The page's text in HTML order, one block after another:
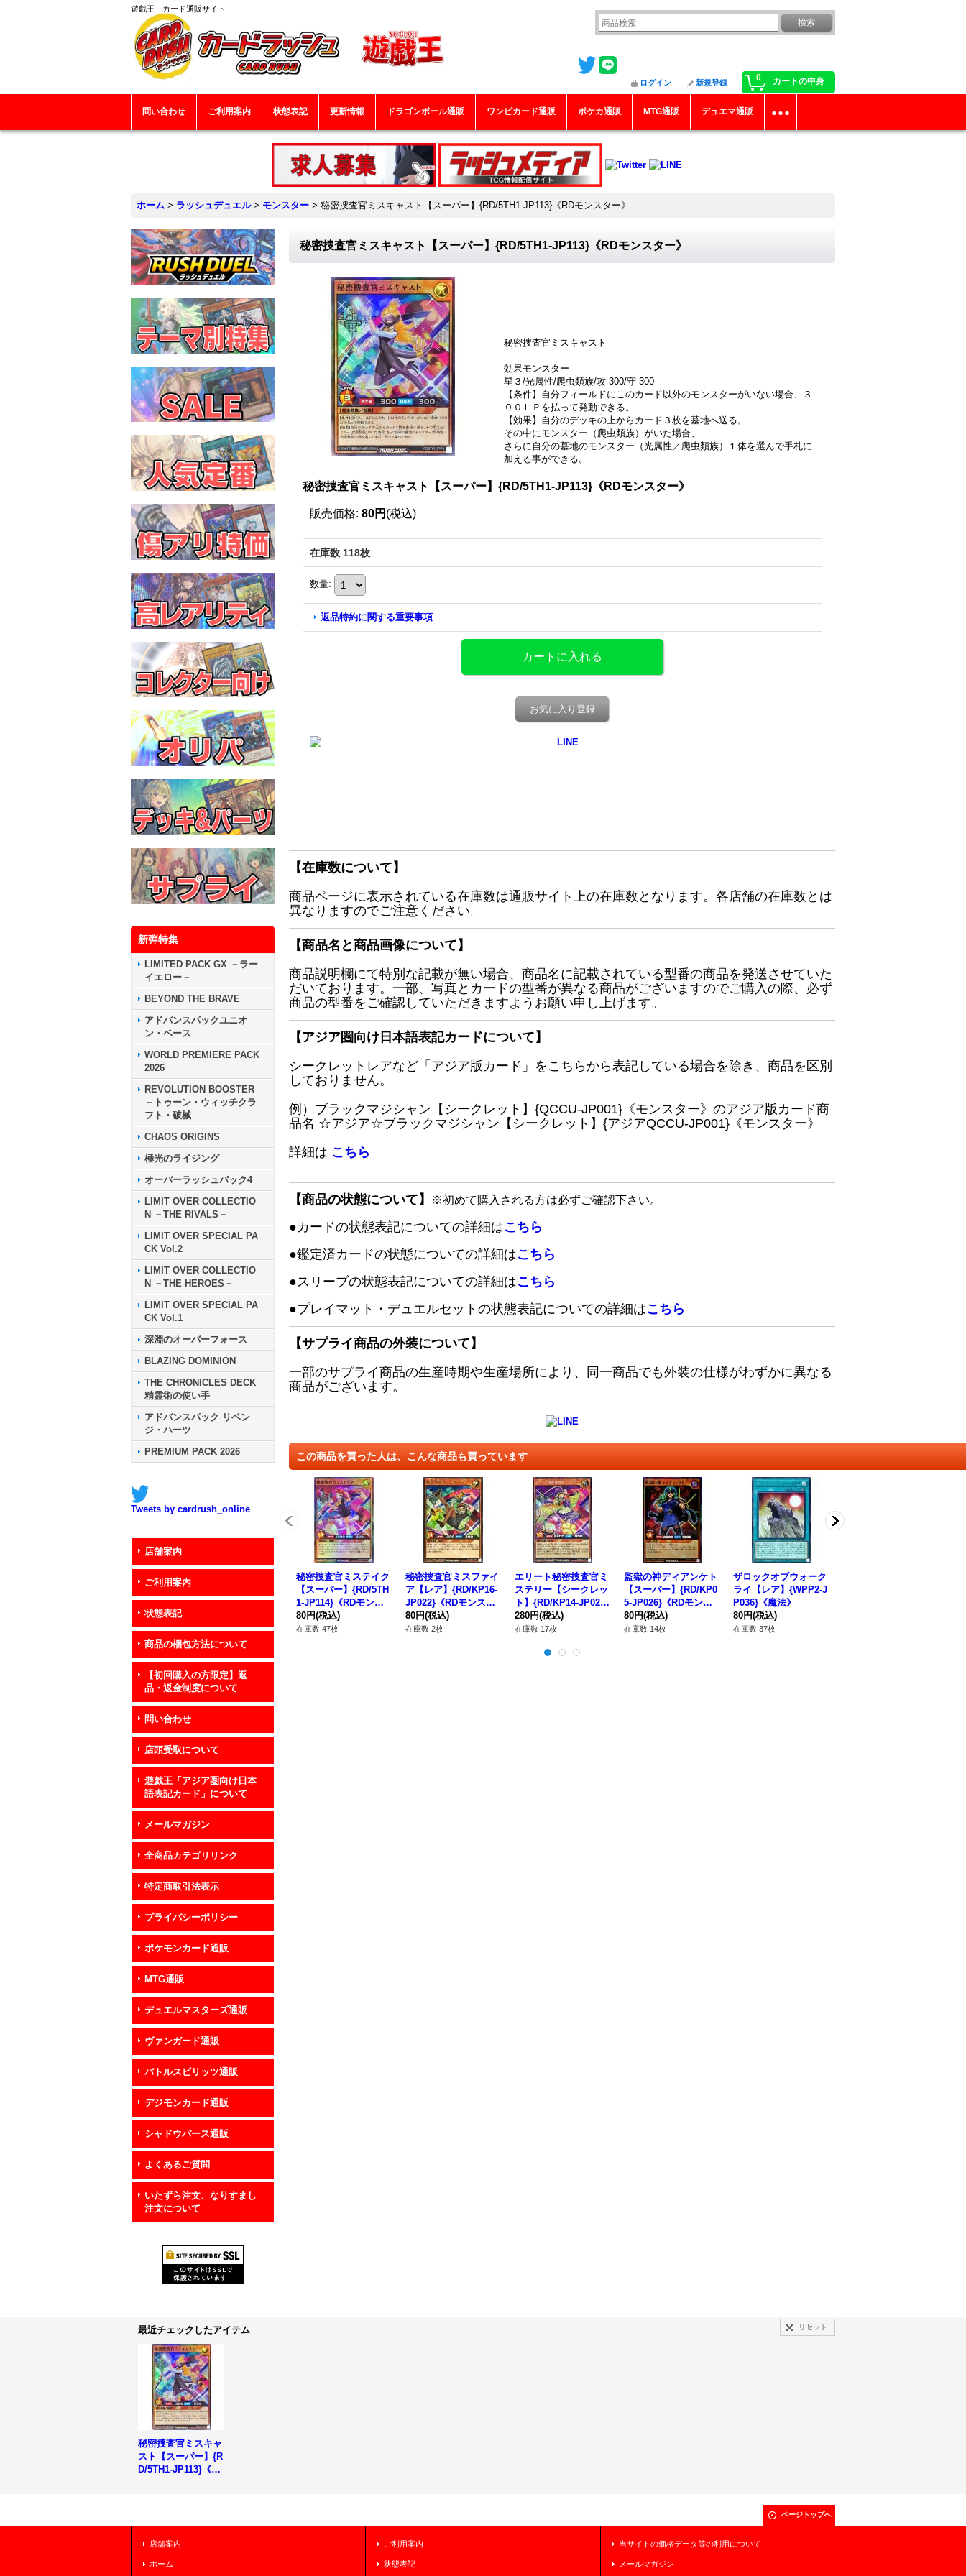
遊戯王 カード通販サイト
0 カートの中身
ログイン 新規登録
問い合わせ ご利用案内 状態表記 更新情報 ドラゴンボール通販 ワンピカード通販 ポケカ通販 MTG通販 デュエマ通販
ホーム > ラッシュデュエル > モンスター > 秘密捜査官ミスキャスト【スーパー】{RD/5TH1-JP113}《RDモンスター》
新弾特集
LIMITED PACK GX －ラー
イエロー－
BEYOND THE BRAVE
アドバンスパックユニオ
ン・ベース
WORLD PREMIERE PACK
2026
REVOLUTION BOOSTER
－トゥーン・ウィッチクラ
フト・破械
CHAOS ORIGINS
極光のライジング
オーバーラッシュパック4
LIMIT OVER COLLECTIO
N －THE RIVALS－
LIMIT OVER SPECIAL PA
CK Vol.2
LIMIT OVER COLLECTIO
N －THE HEROES－
LIMIT OVER SPECIAL PA
CK Vol.1
深淵のオーバーフォース
BLAZING DOMINION
THE CHRONICLES DECK
精霊術の使い手
アドバンスパック リベン
ジ・ハーツ
PREMIUM PACK 2026
Tweets by cardrush_online
店舗案内
ご利用案内
状態表記
商品の梱包方法について
【初回購入の方限定】返
品・返金制度について
問い合わせ
店頭受取について
遊戯王「アジア圏向け日本
語表記カード」について
メールマガジン
全商品カテゴリリンク
特定商取引法表示
プライバシーポリシー
ポケモンカード通販
MTG通販
デュエルマスターズ通販
ヴァンガード通販
バトルスピリッツ通販
デジモンカード通販
シャドウバース通販
よくあるご質問
いたずら注文、なりすまし
注文について
秘密捜査官ミスキャスト【スーパー】{RD/5TH1-JP113}《RDモンスター》
秘密捜査官ミスキャスト
効果モンスター
星３/光属性/爬虫類族/攻 300/守 300
【条件】自分フィールドにこのカード以外のモンスターがいない場合、３
００ＬＰを払って発動できる。
【効果】自分のデッキの上からカード３枚を墓地へ送る。
その中にモンスター（爬虫類族）がいた場合、
さらに自分の墓地のモンスター（光属性／爬虫類族）１体を選んで手札に
加える事ができる。
秘密捜査官ミスキャスト【スーパー】{RD/5TH1-JP113}《RDモンスター》
販売価格: 80円 (税込)
在庫数 118枚
数量:
返品特約に関する重要事項
お気に入り登録
【在庫数について】
商品ページに表示されている在庫数は通販サイト上の在庫数となります。各店舗の在庫数とは
異なりますのでご注意ください。
【商品名と商品画像について】
商品説明欄にて特別な記載が無い場合、商品名に記載されている型番の商品を発送させていた
だいております。一部、写真とカードの型番が異なる商品がございますのでご購入の際、必ず
商品の型番をご確認していただきますようお願い申し上げます。
【アジア圏向け日本語表記カードについて】
シークレットレアなど「アジア版カード」をこちらから表記している場合を除き、商品を区別
しておりません。
例）ブラックマジシャン【シークレット】{QCCU-JP001}《モンスター》のアジア版カード商
品名 ☆アジア☆ブラックマジシャン【シークレット】{アジアQCCU-JP001}《モンスター》
詳細は こちら
【商品の状態について】 ※初めて購入される方は必ずご確認下さい。
●カードの状態表記についての詳細はこちら
●鑑定済カードの状態についての詳細はこちら
●スリーブの状態表記についての詳細はこちら
●プレイマット・デュエルセットの状態表記についての詳細はこちら
【サプライ商品の外装について】
一部のサプライ商品の生産時期や生産場所により、同一商品でも外装の仕様がわずかに異なる
商品がございます。
この商品を買った人は、こんな商品も買っています
秘密捜査官ミステイク
【スーパー】{RD/5TH
1-JP114}《RDモンス
ター》
80円(税込)
在庫数 47枚
秘密捜査官ミスファイ
ア【レア】{RD/KP16-
JP022}《RDモンスタ
ー》
80円(税込)
在庫数 2枚
エリート秘密捜査官ミ
ステリー【シークレッ
ト】{RD/KP14-JP022}
《RDモンスター》
280円(税込)
在庫数 17枚
監獄の神ディアンケト
【スーパー】{RD/KP0
5-JP026}《RDモンス
ター》
80円(税込)
在庫数 14枚
ザロックオブウォーク
ライ【レア】{WPP2-J
P036}《魔法》
80円(税込)
在庫数 37枚
最近チェックしたアイテム リセット
秘密捜査官ミスキャ
スト【スーパー】{R
D/5TH1-JP113}《RD
ページトップへ
店舗案内
ホーム
ご利用案内
状態表記
当サイトの価格データ等の利用について
メールマガジン